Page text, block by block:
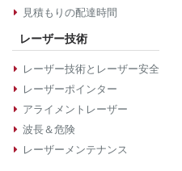
見積もりの配達時間
レーザー技術
レーザー技術とレーザー安全
レーザーポインター
アライメントレーザー
波長＆危険
レーザーメンテナンス